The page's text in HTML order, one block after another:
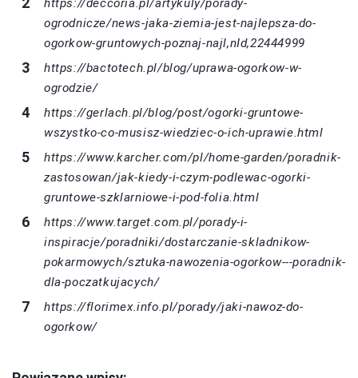
https://deccoria.pl/artykuly/porady-
ogrodnicze/news-jaka-ziemia-jest-najlepsza-do-
ogorkow-gruntowych-poznaj-najl,nId,22444999
https://bactotech.pl/blog/uprawa-ogorkow-w-
ogrodzie/
https://gerlach.pl/blog/post/ogorki-gruntowe-
wszystko-co-musisz-wiedziec-o-ich-uprawie.html
https://www.karcher.com/pl/home-garden/poradnik-
zastosowan/jak-kiedy-i-czym-podlewac-ogorki-
gruntowe-szklarniowe-i-pod-folia.html
https://www.target.com.pl/porady-i-
inspiracje/poradniki/dostarczanie-skladnikow-
pokarmowych/sztuka-nawozenia-ogorkow---poradnik-
dla-poczatkujacych/
https://florimex.info.pl/porady/jaki-nawoz-do-
ogorkow/